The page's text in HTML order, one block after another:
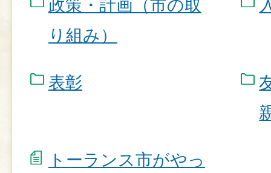
政策・計画（市の取
り組み）
表彰
トーランス市がやっ